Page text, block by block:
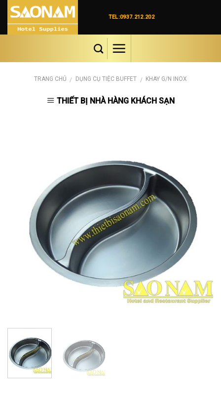
Skip
content
TEL:0937.212.202
TRANG CHỦ / DỤNG CỤ TIỆC BUFFET / KHAY G/N INOX
THIẾT BỊ NHÀ HÀNG KHÁCH SẠN